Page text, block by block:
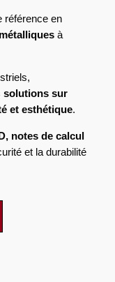
référence en
à
solutions sur
et esthétique.
notes de calcul
et la durabilité